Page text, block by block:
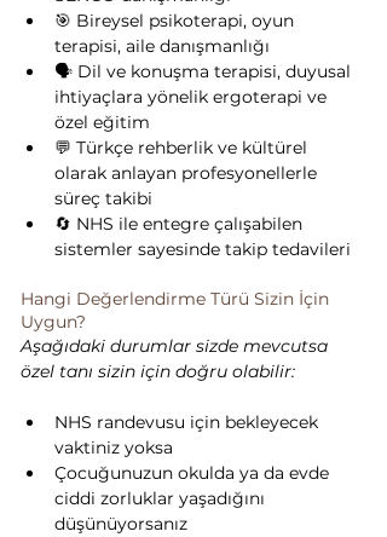
🎯 Bireysel psikoterapi, oyun
terapisi, aile danışmanlığı
🗣️ Dil ve konuşma terapisi, duyusal
ihtiyaçlara yönelik ergoterapi ve
özel eğitim
💬 Türkçe rehberlik ve kültürel
olarak anlayan profesyonellerle
süreç takibi
🔄 NHS ile entegre çalışabilen
sistemler sayesinde takip tedavileri
Hangi Değerlendirme Türü Sizin İçin
Uygun?
Aşağıdaki durumlar sizde mevcutsa
özel tanı sizin için doğru olabilir:
NHS randevusu için bekleyecek
vaktiniz yoksa
Çocuğunuzun okulda ya da evde
ciddi zorluklar yaşadığını
düşünüyorsanız